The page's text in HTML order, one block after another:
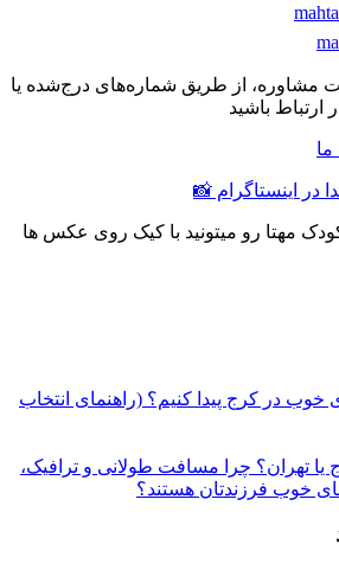
مشاوره، از طریق شماره‌های درج‌شده یا
ارتباط باشید
در اینستاگرام 📸
مهتا رو میتونید با کیک روی عکس ها
در کرج پیدا کنیم؟ (راهنمای انتخاب
یا تهران؟ چرا مسافت طولانی و ترافیک،
خوب فرزندتان هستند؟